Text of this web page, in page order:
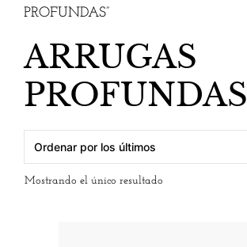
PROFUNDAS”
ARRUGAS
PROFUNDAS
Mostrando el único resultado